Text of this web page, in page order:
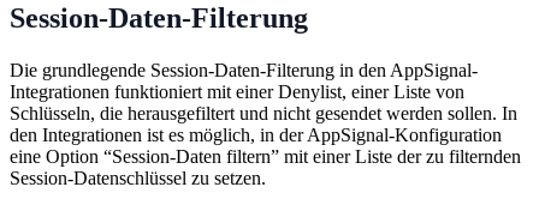
Session-Daten-Filterung
Die grundlegende Session-Daten-Filterung in den AppSignal-
Integrationen funktioniert mit einer Denylist, einer Liste von
Schlüsseln, die herausgefiltert und nicht gesendet werden sollen. In
den Integrationen ist es möglich, in der AppSignal-Konfiguration
eine Option “Session-Daten filtern” mit einer Liste der zu filternden
Session-Datenschlüssel zu setzen.